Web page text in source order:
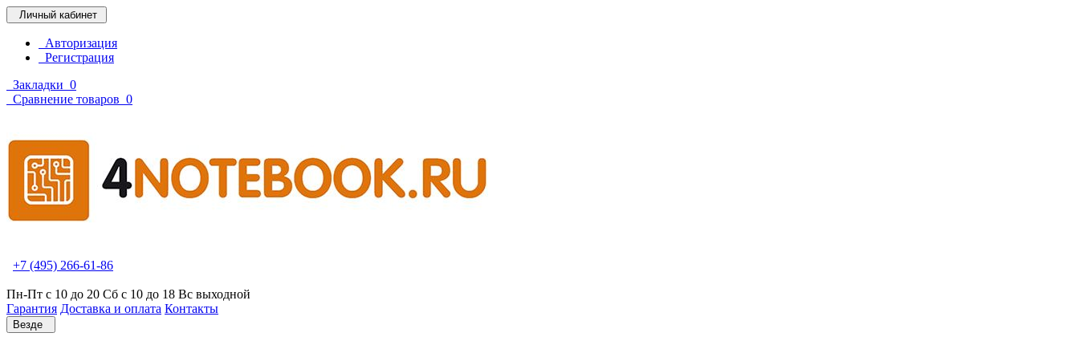
Личный кабинет
Авторизация
Регистрация
Закладки 0
Сравнение товаров 0
+7 (495) 266-61-86
Пн-Пт с 10 до 20 Сб с 10 до 18 Вс выходной
Гарантия Доставка и оплата Контакты
Везде